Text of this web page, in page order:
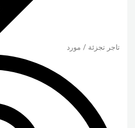
تاجر تجزئة / مورد